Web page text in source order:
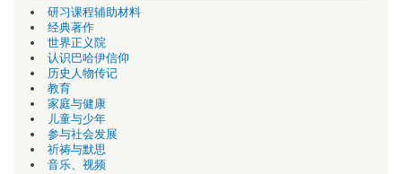
研习课程辅助材料
经典著作
世界正义院
认识巴哈伊信仰
历史人物传记
教育
家庭与健康
儿童与少年
参与社会发展
祈祷与默思
音乐、视频